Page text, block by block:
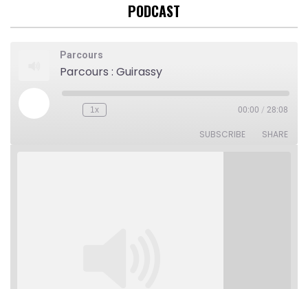
PODCAST
Parcours
Parcours : Guirassy
Play
Episode
Rewind
1x 00:00 / 28:08
SUBSCRIBE SHARE